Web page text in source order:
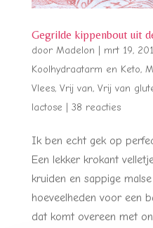
Gegrilde kippenbout uit
door Madelon mrt 19,
Koolhydraatarm en Keto,
Vlees, Vrij van, Vrij van
lactose
38 reacties
Ik ben echt gek op
Een lekker krokant
kruiden en sappige
hoeveelheden voor een
dat komt overeen met